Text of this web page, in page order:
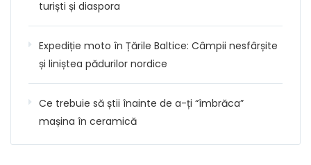
turiști și diaspora
Expediție moto în Țările Baltice: Câmpii nesfârșite
și liniștea pădurilor nordice
Ce trebuie să știi înainte de a-ți “îmbrăca”
mașina în ceramică